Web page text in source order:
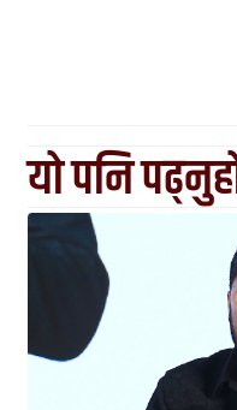
यो पनि